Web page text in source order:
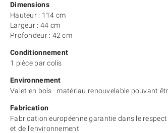
Nous vous proposons différents coloris (wengé,
chêne vieilli, etc.) pour adapter ce valet en bois
des chambres de votre établissement.
Polyvalent, ce modèle de valet de chambre
Enfin, ce produit est
durable en Europe
accessoires depuis 1951
Dimensions
Hauteur : 114 cm
Largeur : 44 cm
Profondeur : 42 cm
Conditionnement
1 pièce par colis
Environnement
Valet en bois : matériau renouvelable pouvant
Fabrication
Fabrication européenne garantie dans le
et de l'environnement